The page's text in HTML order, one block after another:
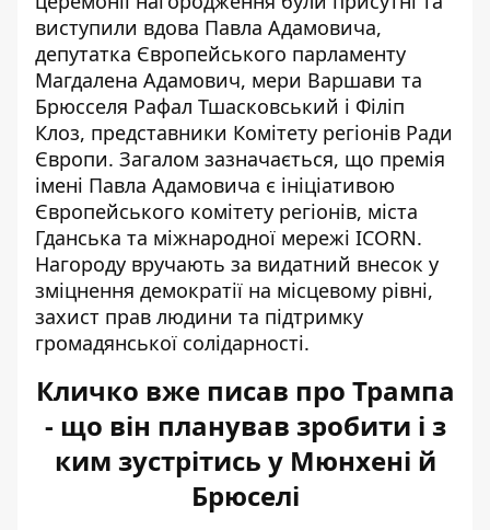
виступили вдова Павла Адамовича,
депутатка Європейського парламенту
Магдалена Адамович, мери Варшави та
Брюсселя Рафал Тшасковський і Філіп
Клоз, представники Комітету регіонів Ради
Європи. Загалом зазначається, що премія
імені Павла Адамовича є ініціативою
Європейського комітету регіонів, міста
Гданська та міжнародної мережі ICORN.
Нагороду вручають за видатний внесок у
зміцнення демократії на місцевому рівні,
захист прав людини та підтримку
громадянської солідарності.
Кличко вже писав про Трампа
- що він планував зробити і з
ким зустрітись у Мюнхені й
Брюселі